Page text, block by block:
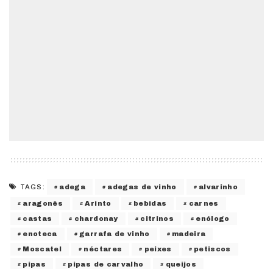
TAGS: adega adegas de vinho alvarinho
aragonês Arinto bebidas carnes
castas chardonay citrinos enólogo
enoteca garrafa de vinho madeira
Moscatel néctares peixes petiscos
pipas pipas de carvalho queijos